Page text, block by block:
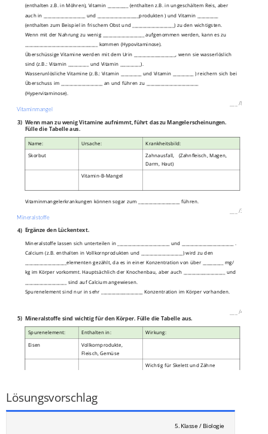
(enthalten z.B. in Möhren), Vitamin __________ (enthalten z.B. in ungeschältem Reis, aber
auch in ____________________ und ____________________produkten ) und Vitamin __________
(enthalten zum Beispiel in frischem Obst und ____________________) zu den wichtigsten.
Wenn mit der Nahrung zu wenig ____________________ aufgenommen werden, kann es zu
___________________________________ kommen (Hypovitaminose).
Überschüssige Vitamine werden mit dem Urin ____________________, wenn sie wasserlöslich
sind (z.B.: Vitamin __________ und Vitamin __________).
Wasserunlösliche Vitamine (z.B.: Vitamin __________ und Vitamin __________ ) reichern sich bei
Überschuss im ____________________ an und führen zu _________________________
(Hypervitaminose).
/8P
Vitaminmangel
3) Wenn man zu wenig Vitamine aufnimmt, führt das zu Mangelerscheinungen.
Fülle die Tabelle aus.
Name: Ursache:
Krankheitsbild:
Skorbut
Zahnausfall,
(Zahnfleisch, Magen,
Darm, Haut)
Vitamin-B-Mangel
Vitaminmangelerkrankungen können sogar zum ____________________ führen.
/3P
Mineralstoffe
4) Ergänze den Lückentext.
Mineralstoffe lassen sich unterteilen in _________________________ und _________________________ .
Calcium (z.B. enthalten in Vollkornprodukten und ____________________) wird zu den
____________________elementen gezählt, da es in einer Konzentration von über __________ mg/
kg im Körper vorkommt. Hauptsächlich der Knochenbau, aber auch ____________________ und
____________________ sind auf Calcium angewiesen.
Spurenelement sind nur in sehr ____________________ Konzentration im Körper vorhanden.
/4P
5) Mineralstoffe sind wichtig für den Körper. Fülle die Tabelle aus.
Spurenelement: Enthalten in:
Wirkung:
Eisen
Vollkornprodukte,
Fleisch, Gemüse
Wichtig für Skelett und Zähne
Lösungsvorschlag
5. Klasse / Biologie